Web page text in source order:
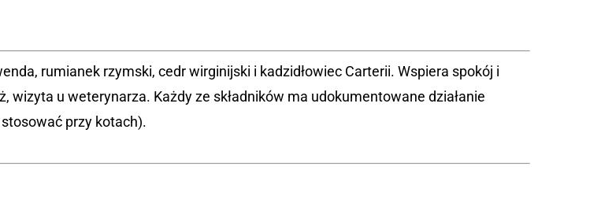
rumianek rzymski, cedr wirginijski i kadzidłowiec Carterii. Wspiera spokój i
u weterynarza. Każdy ze składników ma udokumentowane działanie
przy kotach).